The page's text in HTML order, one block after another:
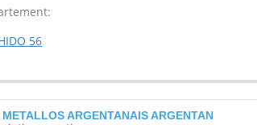
56
METALLOS ARGENTANAIS ARGENTAN